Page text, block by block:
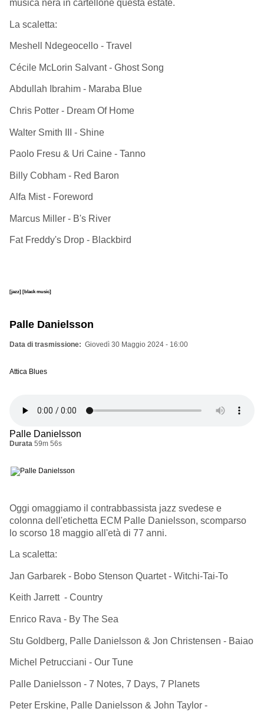
musica nera in cartellone questa estate.
La scaletta:
Meshell Ndegeocello - Travel
Cécile McLorin Salvant - Ghost Song
Abdullah Ibrahim - Maraba Blue
Chris Potter - Dream Of Home
Walter Smith III - Shine
Paolo Fresu & Uri Caine - Tanno
Billy Cobham - Red Baron
Alfa Mist - Foreword
Marcus Miller - B's River
Fat Freddy's Drop - Blackbird
[jazz] [black music]
Palle Danielsson
Data di trasmissione Giovedì 30 Maggio 2024 - 16:00
Attica Blues
Palle Danielsson
Durata 59m 56s
Oggi omaggiamo il contrabbassista jazz svedese e
colonna dell'etichetta ECM Palle Danielsson, scomparso
lo scorso 18 maggio all'età di 77 anni.
La scaletta:
Jan Garbarek - Bobo Stenson Quartet - Witchi-Tai-To
Keith Jarrett - Country
Enrico Rava - By The Sea
Stu Goldberg, Palle Danielsson & Jon Christensen - Baiao
Michel Petrucciani - Our Tune
Palle Danielsson - 7 Notes, 7 Days, 7 Planets
Peter Erskine, Palle Danielsson & John Taylor -